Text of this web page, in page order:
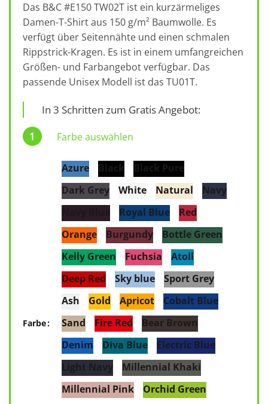
Das B&C #E150 TW02T ist ein kurzärmeliges
Damen-T-Shirt aus 150 g/m² Baumwolle. Es
verfügt über Seitennähte und einen schmalen
Rippstrick-Kragen. Es ist in einem umfangreichen
Größen- und Farbangebot verfügbar. Das
passende Unisex Modell ist das TU01T.
In 3 Schritten zum Gratis Angebot:
Farbe auswählen
Farbe
Azure Black
Black Pure
Dark Grey
White Natural
Navy
Royal Blue
Red
Orange
Burgundy
Bottle Green
Kelly Green
Fuchsia
Atoll
Deep Red
Sky blue
Sport Grey
Ash
Gold Apricot
Cobalt Blue
Sand
Fire Red
Bear Brown
Denim
Diva Blue
Electric Blue
Light Navy
Millennial Khaki
Millennial Pink
Orchid Green